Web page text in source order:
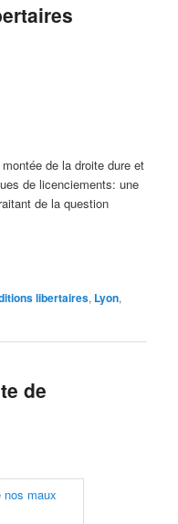
de la droite dure et
de licenciements: une
de la question
libertaires, Lyon,
de